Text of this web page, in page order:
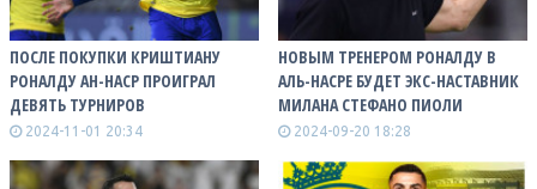
ПОСЛЕ ПОКУПКИ КРИШТИАНУ
РОНАЛДУ АН-НАСР ПРОИГРАЛ
ДЕВЯТЬ ТУРНИРОВ
2024-11-01 20:34
НОВЫМ ТРЕНЕРОМ РОНАЛДУ В
АЛЬ-НАCРЕ БУДЕТ ЭКС-НАСТАВНИК
МИЛАНА СТЕФАНО ПИОЛИ
2024-09-20 18:28